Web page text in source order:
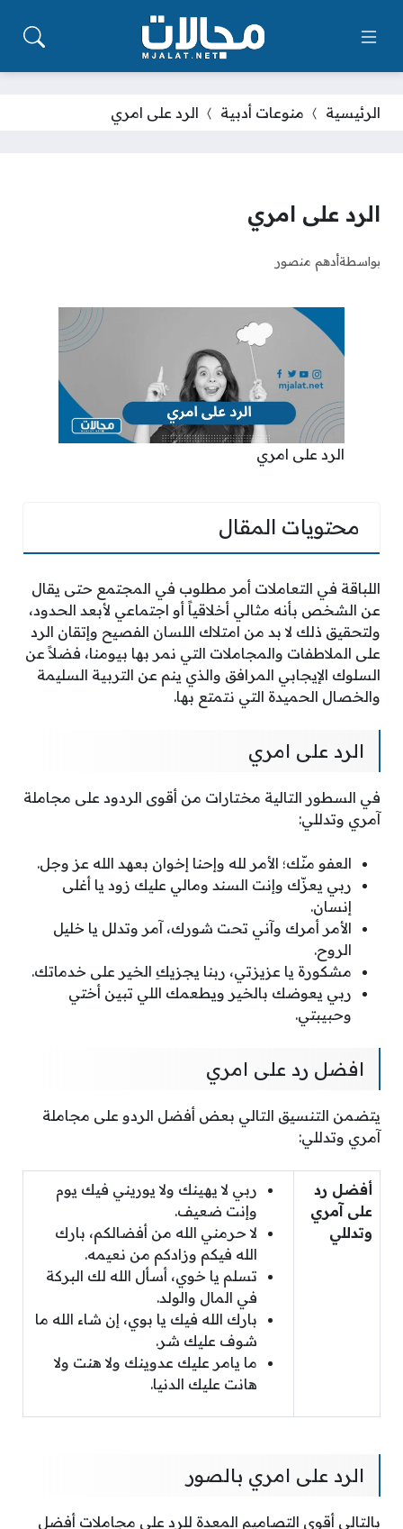
الرئيسية منوعات أدبية الرد على امري
الرد على امري
بواسطةأدهم منصور
الرد على امري
محتويات المقال
اللباقة في التعاملات أمر مطلوب في المجتمع حتى يقال
عن الشخص بأنه مثالي أخلاقياً أو اجتماعي لأبعد الحدود،
ولتحقيق ذلك لا بد من امتلاك اللسان الفصيح وإتقان الرد
على الملاطفات والمجاملات التي نمر بها بيومنا، فضلاً عن
السلوك الإيجابي المرافق والذي ينم عن التربية السليمة
والخصال الحميدة التي نتمتع بها.
الرد على امري
في السطور التالية مختارات من أقوى الردود على مجاملة
آمري وتدللي:
العفو منّك؛ الأمر لله وإحنا إخوان بعهد الله عز وجل.
ربي يعزّك وإنت السند ومالي عليك زود يا أغلى
إنسان.
الأمر أمرك وآني تحت شورك، آمر وتدلل يا خليل
الروح.
مشكورة يا عزيزتي، ربنا يجزيكِ الخير على خدماتك.
ربي يعوضك بالخير ويطعمك اللي تبين أختي
وحبيبتي.
افضل رد على امري
يتضمن التنسيق التالي بعض أفضل الردو على مجاملة
آمري وتدللي:
أفضل رد
على آمري
وتدللي
ربي لا يهينك ولا يوريني فيك يوم
وإنت ضعيف.
لا حرمني الله من أفضالكم، بارك
الله فيكم وزادكم من نعيمه.
تسلم يا خوي، أسأل الله لك البركة
في المال والولد.
بارك الله فيك يا بوي، إن شاء الله ما
شوف عليك شر.
ما يامر عليك عدوينك ولا هنت ولا
هانت عليك الدنيا.
الرد على امري بالصور
بالتالي أقوى التصاميم المعدة للرد على مجاملات أفضل